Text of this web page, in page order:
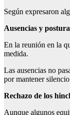
Según expresaron
Ausencias y
En la reunión en la
medida.
Las ausencias no
por mantener
Rechazo de los
Aunque algunos